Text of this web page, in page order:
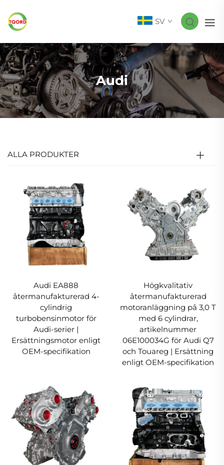
SV
Audi
ALLA PRODUKTER
Audi EA888
återmanufakturerad 4-
cylindrig
turbobensinmotor för
Audi-serier |
Ersättningsmotor enligt
OEM-specifikation
Högkvalitativ
återmanufakturerad
motoranläggning på 3,0 T
med 6 cylindrar,
artikelnummer
06E100034G för Audi Q7
och Touareg | Ersättning
enligt OEM-specifikation